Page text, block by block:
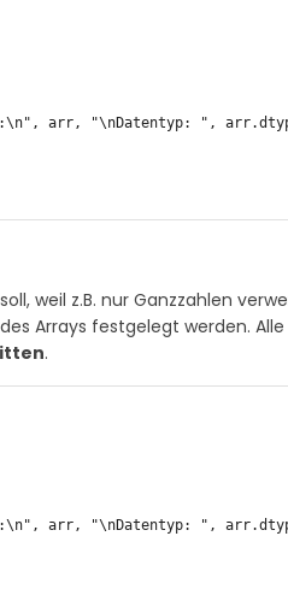
weil z.B. nur Ganzzahlen
Arrays festgelegt werden. Alle
.